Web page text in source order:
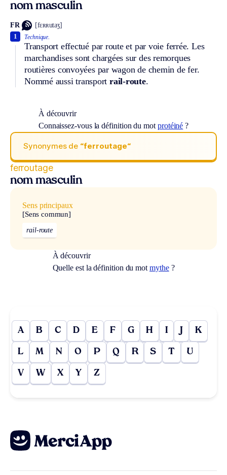
nom masculin
FR [fɛʀʀutaʒ]
Technique.
Transport effectué par route et par voie ferrée. Les
marchandises sont chargées sur des remorques
routières convoyées par wagon de chemin de fer.
Nommé aussi transportrail-route.
1
À découvrir
Connaissez-vous la définition du mot protéiné ?
Synonymes de “ferroutage“
ferroutage
nom masculin
Sens principaux
[Sens commun]
rail-route
À découvrir
Quelle est la définition du mot mythe?
A B C D E F G H I J K
L M N O P Q R S T U
V W X Y Z